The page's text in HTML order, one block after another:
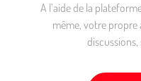
A l’aide de la
même, votre propre